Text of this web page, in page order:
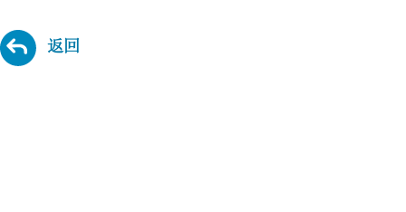
返回